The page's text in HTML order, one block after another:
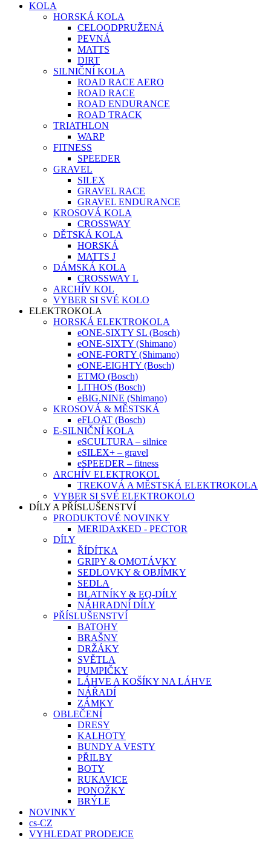
KOLA
HORSKÁ KOLA
CELOODPRUŽENÁ
PEVNÁ
MATTS
DIRT
SILNIČNÍ KOLA
ROAD RACE AERO
ROAD RACE
ROAD ENDURANCE
ROAD TRACK
TRIATHLON
WARP
FITNESS
SPEEDER
GRAVEL
SILEX
GRAVEL RACE
GRAVEL ENDURANCE
KROSOVÁ KOLA
CROSSWAY
DĚTSKÁ KOLA
HORSKÁ
MATTS J
DÁMSKÁ KOLA
CROSSWAY L
ARCHÍV KOL
VYBER SI SVÉ KOLO
ELEKTROKOLA
HORSKÁ ELEKTROKOLA
eONE-SIXTY SL (Bosch)
eONE-SIXTY (Shimano)
eONE-FORTY (Shimano)
eONE-EIGHTY (Bosch)
ETMO (Bosch)
LITHOS (Bosch)
eBIG.NINE (Shimano)
KROSOVÁ & MĚSTSKÁ
eFLOAT (Bosch)
E-SILNIČNÍ KOLA
eSCULTURA – silnice
eSILEX+ – gravel
eSPEEDER – fitness
ARCHÍV ELEKTROKOL
TREKOVÁ A MĚSTSKÁ ELEKTROKOLA
VYBER SI SVÉ ELEKTROKOLO
DÍLY A PŘÍSLUŠENSTVÍ
PRODUKTOVÉ NOVINKY
MERIDAxKED - PECTOR
DÍLY
ŘÍDÍTKA
GRIPY & OMOTÁVKY
SEDLOVKY & OBJÍMKY
SEDLA
BLATNÍKY & EQ-DÍLY
NÁHRADNÍ DÍLY
PŘÍSLUŠENSTVÍ
BATOHY
BRAŠNY
DRŽÁKY
SVĚTLA
PUMPIČKY
LÁHVE A KOŠÍKY NA LÁHVE
NÁŘADÍ
ZÁMKY
OBLEČENÍ
DRESY
KALHOTY
BUNDY A VESTY
PŘILBY
BOTY
RUKAVICE
PONOŽKY
BRÝLE
NOVINKY
cs-CZ
VYHLEDAT PRODEJCE